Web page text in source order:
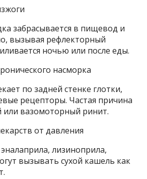
забрасывается в пищевод и
вызывая рефлекторный
ночью или после еды.
насморка
по задней стенке глотки,
рецепторы. Частая причина
или вазомоторный ринит.
от давления
лизиноприла,
вызывать сухой кашель как